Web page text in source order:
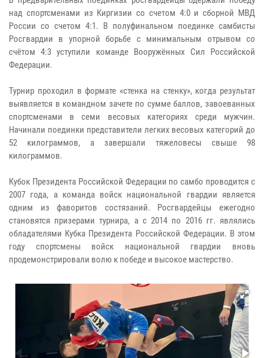
над спортсменами из Киргизии со счетом 4:0 и сборной МВД
России со счетом 4:1. В полуфинальном поединке самбисты
Росгвардии в упорной борьбе с минимальным отрывом со
счётом 4:3 уступили команде Вооружённых Сил Российской
Федерации.
Турнир проходил в формате «стенка на стенку», когда результат
выявляется в командном зачете по сумме баллов, завоеванных
спортсменами в семи весовых категориях среди мужчин.
Начинали поединки представители легких весовых категорий до
52 килограммов, а завершали тяжеловесы свыше 98
килограммов.
Кубок Президента Российской Федерации по самбо проводится с
2007 года, а команда войск национальной гвардии является
одним из фаворитов состязаний. Росгвардейцы ежегодно
становятся призерами турнира, а с 2014 по 2016 гг. являлись
обладателями Кубка Президента Российской Федерации. В этом
году спортсмены войск национальной гвардии вновь
продемонстрировали волю к победе и высокое мастерство.